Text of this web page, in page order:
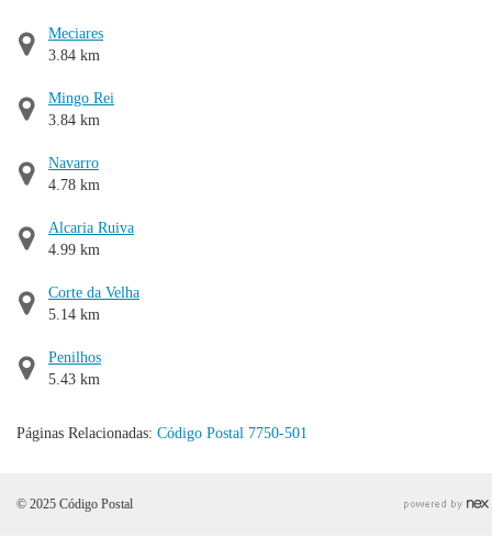
Meciares
3.84 km
Mingo Rei
3.84 km
Navarro
4.78 km
Alcaria Ruiva
4.99 km
Corte da Velha
5.14 km
Penilhos
5.43 km
Páginas Relacionadas: Código Postal 7750-501
© 2025 Código Postal